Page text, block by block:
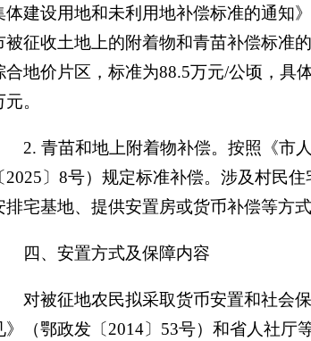
体建设用地和未利用地补偿标准的通知
被征收土地上的附着物和青苗补偿标准
合地价片区，标准为88.5万元/公顷，具
。
2. 青苗和地上附着物补偿。 按照《市
2025 〕 8号）规定标准补偿。涉及村民
排宅基地、提供安置房或货币补偿等方
四、安置方式及保障内容
对被征地农民拟采取货币安置和社会
》（鄂政发〔 2014〕 53号）和省人社厅